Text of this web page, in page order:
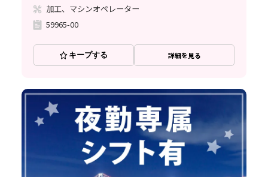
加工、マシンオペレーター
59965-00
キープする 詳細を見る